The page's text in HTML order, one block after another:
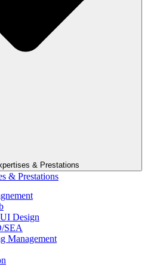
& Prestations
& Prestations
Design
SEA
Management